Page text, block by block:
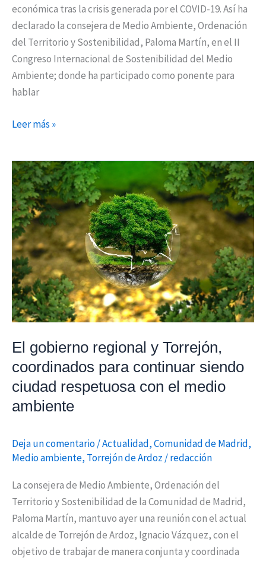
económica tras la crisis generada por el COVID-19. Así ha
declarado la consejera de Medio Ambiente, Ordenación
del Territorio y Sostenibilidad, Paloma Martín, en el II
Congreso Internacional de Sostenibilidad del Medio
Ambiente; donde ha participado como ponente para
hablar
Leer más »
El gobierno regional y Torrejón,
coordinados para continuar siendo
ciudad respetuosa con el medio
ambiente
Deja un comentario/Actualidad,Comunidad de Madrid,
Medio ambiente, Torrejón de Ardoz /redacción
La consejera de Medio Ambiente, Ordenación del
Territorio y Sostenibilidad de la Comunidad de Madrid,
Paloma Martín, mantuvo ayer una reunión con el actual
alcalde de Torrejón de Ardoz, Ignacio Vázquez, con el
objetivo de trabajar de manera conjunta y coordinada
El
gobierno
regional
y
Torrejón,
coordinados
para
continuar
siendo
ciudad
con
el
medio
ambiente